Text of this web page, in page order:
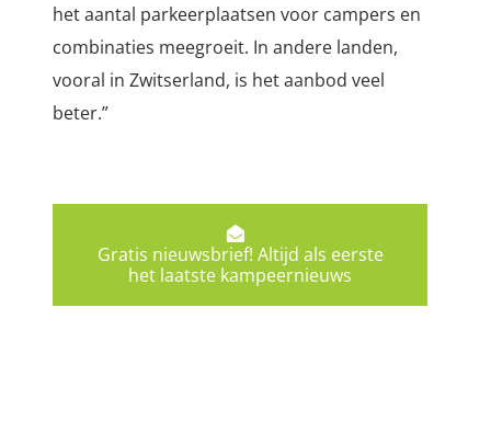
het aantal parkeerplaatsen voor campers en
combinaties meegroeit. In andere landen,
vooral in Zwitserland, is het aanbod veel
beter.”
Gratis nieuwsbrief! Altijd als eerste
het laatste kampeernieuws